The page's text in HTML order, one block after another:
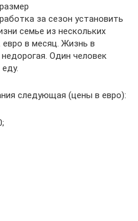
за сезон установить
семье из нескольких
в месяц. Жизнь в
Один человек
следующая (цены в евро):